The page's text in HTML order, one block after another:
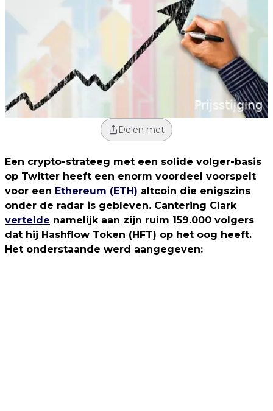
Delen met
Een crypto-strateeg met een solide volger-basis
op Twitter heeft een enorm voordeel voorspelt
voor een Ethereum (ETH) altcoin die enigszins
onder de radar is gebleven. Cantering Clark
vertelde namelijk aan zijn ruim 159.000 volgers
dat hij Hashflow Token (HFT) op het oog heeft.
Het onderstaande werd aangegeven: